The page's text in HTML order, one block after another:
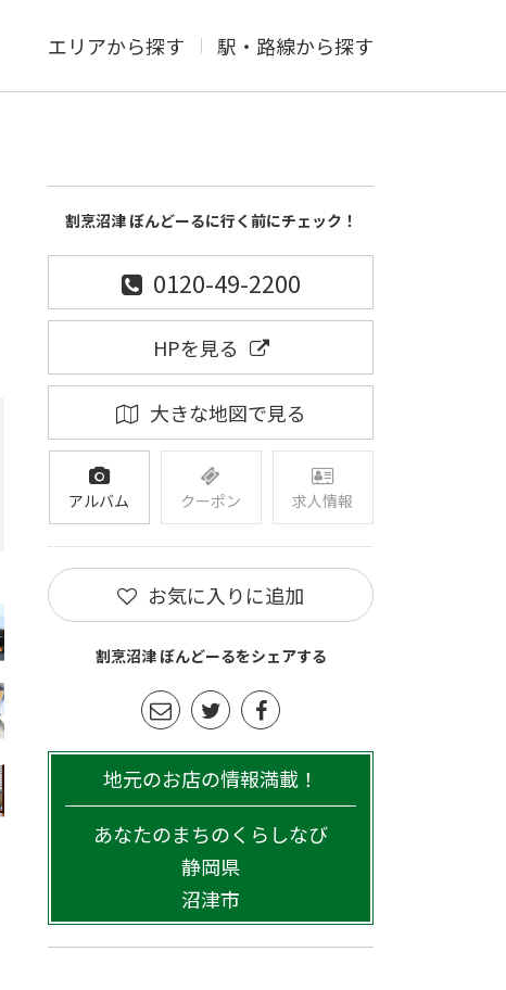
エリアから探す 駅・路線から探す
割烹沼津 ぼんどーるに行く前にチェック！
0120-49-2200
HPを見る
大きな地図で見る
アルバム クーポン 求人情報
お気に入りに追加
割烹沼津 ぼんどーるをシェアする
地元のお店の情報満載！
あなたのまちのくらしなび
静岡県
沼津市